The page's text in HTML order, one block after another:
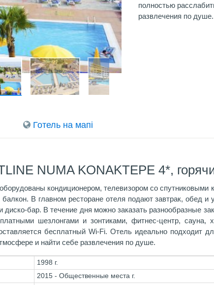
полностью
развлечения по душе.
Готель на мапi
NUMA KONAKTEPE 4*,
кондиционером, телевизором со
В главном ресторане отеля подают завтрак, обед
бар. В течение дня можно заказать разнообразные
шезлонгами и зонтиками, фитнес-центр,
бесплатный Wi-Fi. Отель идеально подходит
и найти себе развлечения по душе.
1998 г.
2015 - Общественные места г.